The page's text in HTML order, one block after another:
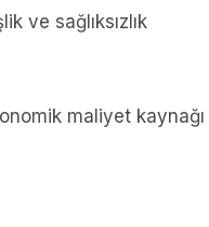
ve sağlıksızlık
maliyet kaynağı